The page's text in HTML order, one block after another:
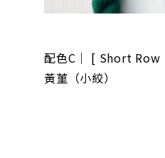
配色C｜ [ Short Row
黃菫（小絞）